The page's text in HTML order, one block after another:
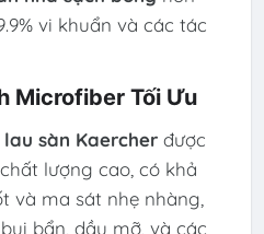
vi khuẩn và các tác
Microfiber Tối Ưu
sàn Kaercherđược
lượng cao, có khả
và ma sát nhẹ nhàng,
bẩn, dầu mỡ, và các